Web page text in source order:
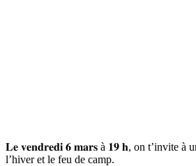
𝐋𝐞 𝐯𝐞𝐧𝐝𝐫𝐞𝐝𝐢 𝟔 𝐦𝐚𝐫𝐬 à 𝟏𝟗 𝐡, on t’invite à
l’hiver et le feu de camp.